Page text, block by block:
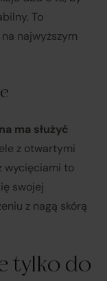
To
najwyższym
ma służyć
z otwartymi
wycięciami to
swojej
z nagą skórą
tylko do